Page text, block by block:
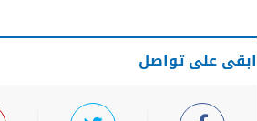
ابقى على تواصل